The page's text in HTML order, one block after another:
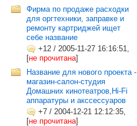
Фирма по продаже расходки
для оргтехники, заправке и
ремонту картриджей ищет
себе название
+12 / 2005-11-27 16:16:51,
[не прочитана]
Название для нового проекта -
магазин-салон-студия
Домашних кинотеатров,Hi-Fi
аппаратуры и акссессуаров
+7 / 2004-12-21 12:12:35,
[не прочитана]